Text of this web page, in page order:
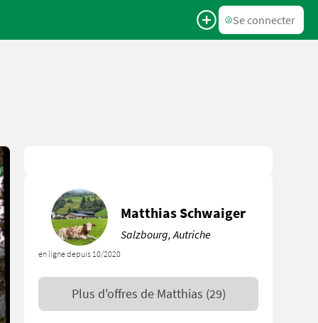
Se connecter
en ligne depuis 10/2020
Matthias Schwaiger
Salzbourg, Autriche
Plus d'offres de Matthias (29)